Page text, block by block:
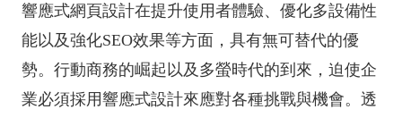
響應式網頁設計在提升使用者體驗、優化多設備性
能以及強化SEO效果等方面，具有無可替代的優
勢。行動商務的崛起以及多螢時代的到來，迫使企
業必須採用響應式設計來應對各種挑戰與機會。透